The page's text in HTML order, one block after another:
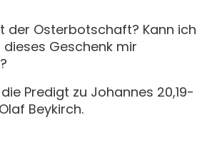
der Osterbotschaft? Kann ich
Geschenk mir
die Predigt zu Johannes 20,19-
Beykirch.